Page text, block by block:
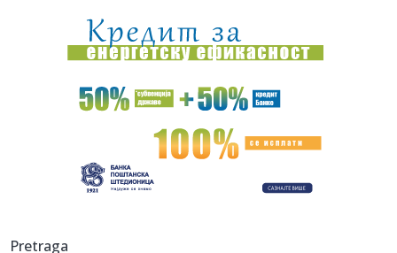
13:14:U Srbiji 1.000 prijava za subvencije za električna vozila
13:14:Nemačka na pragu neviđenog političkog previranja
Blokaderi napisali dosije o Vladanu Đokiću na 39 strana:
13:14:Gotovo svaki četvrti evro BDP-a dolazi iz jedne zemlje:
potrošnja vo...
Pretraga